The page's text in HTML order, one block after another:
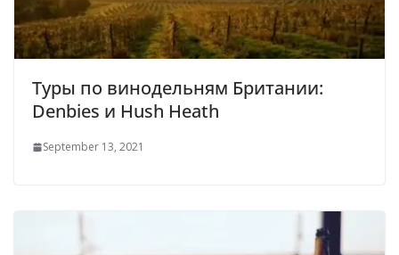
Туры по винодельням Британии:
Denbies и Hush Heath
September 13, 2021